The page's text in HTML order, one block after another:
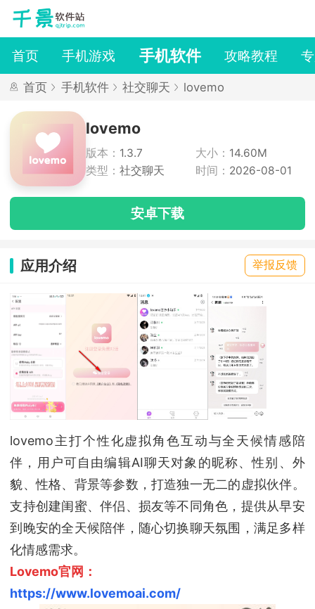
首页 手机游戏 手机软件 攻略教程
首页 手机软件 社交聊天 lovemo
lovemo
版本： 1.3.7 大小： 14.60M
类型： 社交聊天 时间： 2026-08-01
安卓下载
应用介绍 举报反馈
lovemo主打个性化虚拟角色互动与全天候情感陪
伴，用户可自由编辑AI聊天对象的昵称、性别、外
貌、性格、背景等参数，打造独一无二的虚拟伙伴。
支持创建闺蜜、伴侣、损友等不同角色，提供从早安
到晚安的全天候陪伴，随心切换聊天氛围，满足多样
化情感需求。
Lovemo官网：
https://www.lovemoai.com/